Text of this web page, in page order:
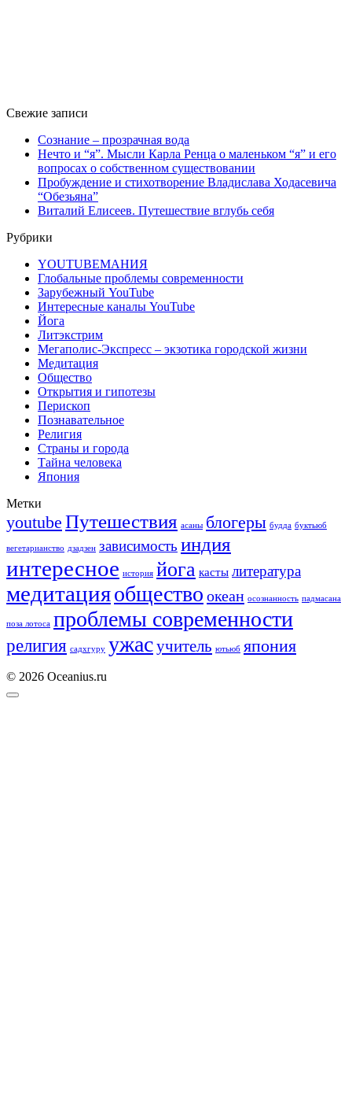
Свежие записи
Сознание – прозрачная вода
Нечто и “я”. Мысли Карла Ренца о маленьком “я” и его
вопросах о собственном существовании
Пробуждение и стихотворение Владислава Ходасевича
“Обезьяна”
Виталий Елисеев. Путешествие вглубь себя
Рубрики
YOUTUBEМАНИЯ
Глобальные проблемы современности
Зарубежный YouTube
Интересные каналы YouTube
Йога
Литэкстрим
Мегаполис-Экспресс – экзотика городской жизни
Медитация
Общество
Открытия и гипотезы
Перископ
Познавательное
Религия
Страны и города
Тайна человека
Япония
Метки
youtube Путешествия асаны блогеры будда буктьюб
вегетарианство дзадзен зависимость индия
интересное история йога касты литература
медитацияобщество океан осознанность падмасана
поза лотоса проблемы современности
религия садхгуру ужасучитель ютьюб япония
© 2026 Oceanius.ru